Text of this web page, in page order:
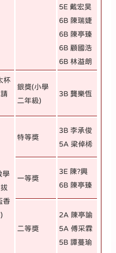
5E 戴宏昊
6B 陳瑞婕
6B 陳亭臻
6B 顧國浩
6B 林溢朗
杯
銀獎(小學
二年級)
3B 龔樂恆
學
香
特等獎
3B 李承俊
5A 梁倬桸
一等獎
3E 陳?興
6B 陳亭臻
二等獎
2A 陳亭諭
5A 傅采霖
5B 譚蔓瑜